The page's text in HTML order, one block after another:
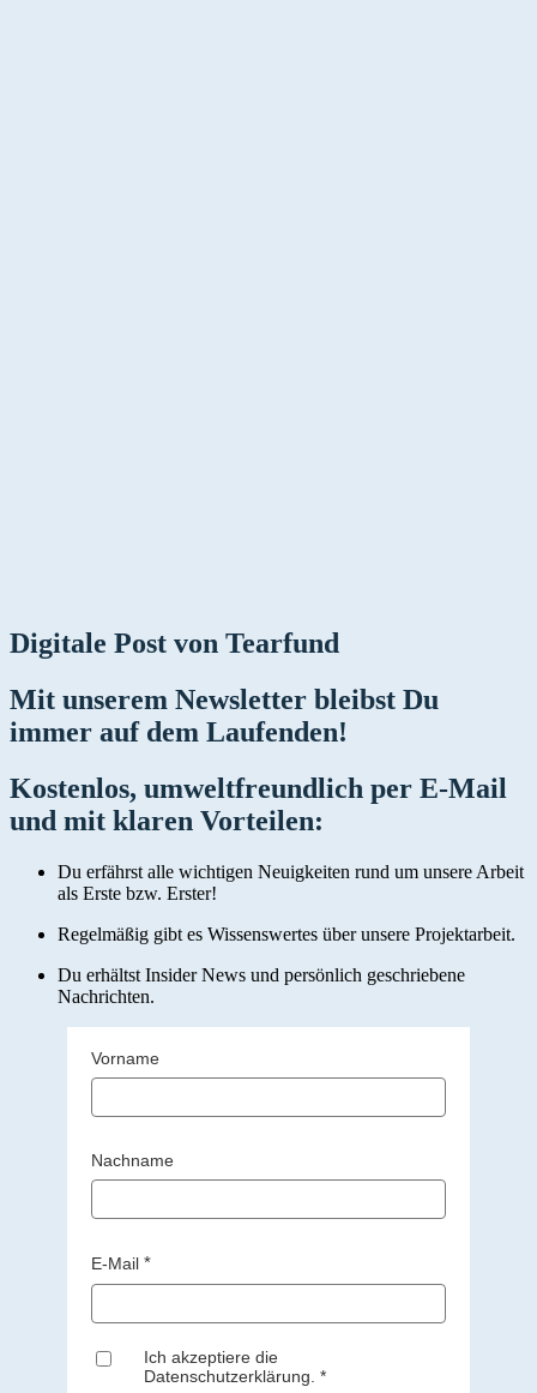
Digitale Post von Tearfund
Mit unserem Newsletter bleibst Du
immer auf dem Laufenden!
Kostenlos, umweltfreundlich per E-Mail
und mit klaren Vorteilen:
Du erfährst alle wichtigen Neuigkeiten rund um unsere Arbeit
als Erste bzw. Erster!
Regelmäßig gibt es Wissenswertes über unsere Projektarbeit.
Du erhältst Insider News und persönlich geschriebene
Nachrichten.
Vorname
Nachname
E-Mail
Ich akzeptiere die
Datenschutzerklärung.